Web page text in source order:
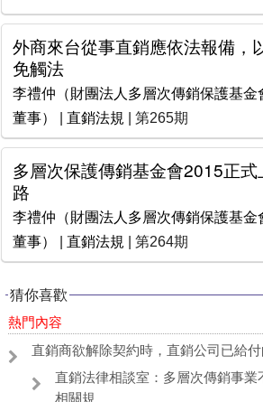
外商來台從事直銷應依法報備，
免觸法
李禮仲（財團法人多層次傳銷保護基金
董事）
直銷法規 | 第265期
多層次保護傳銷基金會2015正式
路
李禮仲（財團法人多層次傳銷保護基金
董事）
直銷法規 | 第264期
猜你喜歡
熱門內容
直銷商欲解除契約時，直銷公司已給
直銷法律相談室：多層次傳銷事業
相關規